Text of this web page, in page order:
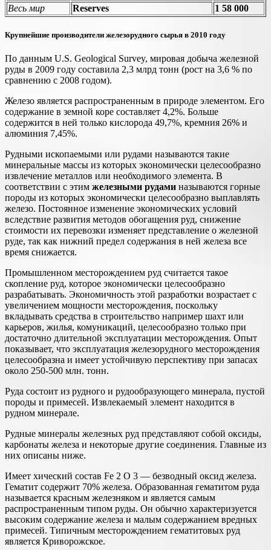
Весь мир
Reserves 1 58 000
Крупнейшие производители железорудного сырья в 2010 году
По данным U.S. Geological Survey, мировая добыча железной
руды в 2009 году составила 2,3 млрд тонн (рост на 3,6 % по
сравнению с 2008 годом).
Железо является распространенным в природе элементом. Его
содержание в земной коре составляет 4,2%. Больше
содержится в ней только кислорода 49,7%, кремния 26% и
алюминия 7,45%.
Рудными ископаемыми или рудами называются такие
минеральные массы из которых экономически целесообразно
извлечение металлов или необходимого элемента. В
соответствии с этим железными рудами называются горные
породы из которых экономически целесообразно выплавлять
железо. Постоянное изменение экономических условий
вследствие развития методов обогащения руд, снижение
стоимости их перевозки изменяет представление о железной
руде, так как нижний предел содержания в ней железа все
время снижается.
Промышленном месторождением руд считается такое
скопление руд, которое экономически целесообразно
разрабатывать. Экономичность этой разработки возрастает с
увеличением мощности месторождения, поскольку
вкладывать средства в строительство например шахт или
карьеров, жилья, комуникаций, целесообразно только при
достаточно длительной эксплуатации месторождения. Опыт
показывает, что эксплуатация железорудного месторождения
целесообразна и имеет устойчивую перспективу при запасах
около 250-500 млн. тонн.
Руда состоит из рудного и рудообразующего минерала, пустой
породы и примесей. Извлекаемый элемент находится в
рудном минерале.
Рудные минералы железных руд представляют собой оксиды,
карбонаты железа и некоторые другие соединения. Главные из
них описаны ниже.
Имеет хический состав Fe 2 O 3 — безводный оксид железа.
Гематит содержит 70% железа. Образованная гематитом руда
называется красным железняком и является самым
распространенным типом руды. Он обычно характеризуется
высоким содержание железа и малым содержанием вредных
примесей. Типичным месторождением гематитовых руд
является Криворожское.